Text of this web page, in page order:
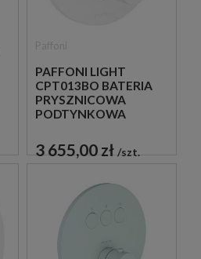
PAFFONI LIGHT
CPT013BO BATERIA
PRYSZNICOWA
PODTYNKOWA
DROŻNA
JEDNOUCHWYTOWA
3 655,00 zł szt.